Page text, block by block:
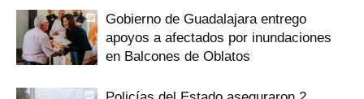
Gobierno de Guadalajara entrego
apoyos a afectados por inundaciones
en Balcones de Oblatos